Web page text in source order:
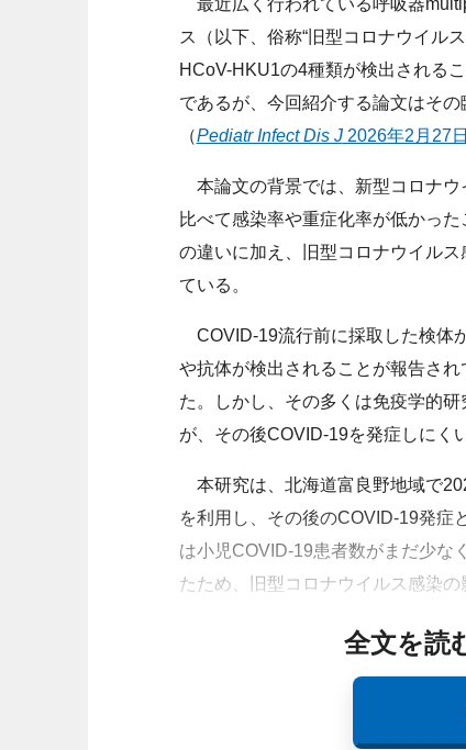
最近広く行われている呼吸器
ス（以下、俗称“旧型コロナウイル
HCoV-HKU1の4種類が検出される
であるが、今回紹介する論文はそ
（Pediatr Infect Dis J2026年2月27
本論文の背景では、新型コロナウ
比べて感染率や重症化率が低かった
の違いに加え、旧型コロナウイルス
ている。
COVID-19流行前に採取した検体
や抗体が検出されることが報告さ
た。しかし、その多くは免疫学的
が、その後COVID-19を発症しにく
本研究は、北海道富良野地域で
を利用し、その後のCOVID-19発症
は小児COVID-19患者数がまだ少な
たため、旧型コロナウイルス感染の
全文を読